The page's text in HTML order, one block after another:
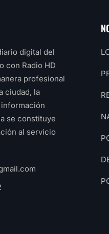
digital del
con Radio HD
profesional
ciudad, la
se constituye
al servicio